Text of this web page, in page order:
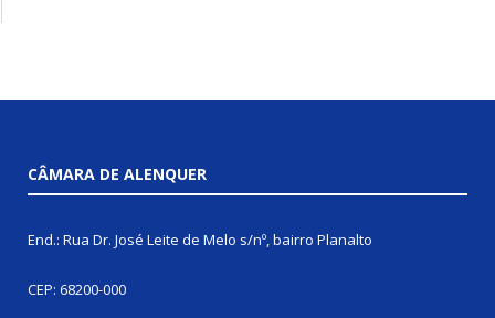
CÂMARA DE ALENQUER
End.: Rua Dr. José Leite de Melo s/nº, bairro Planalto
CEP: 68200-000